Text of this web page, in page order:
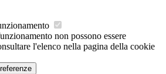
non possono essere
l'elenco nella pagina della cookie